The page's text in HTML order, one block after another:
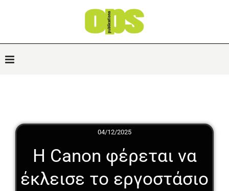
04/12/2025
Η Canon φέρεται να
έκλεισε το εργοστάσιο